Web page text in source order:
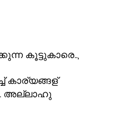
കൂട്ടുകാരെ..,
കാര്യങ്ങള്
അല്ലാഹു